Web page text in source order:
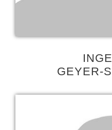
GEYER-